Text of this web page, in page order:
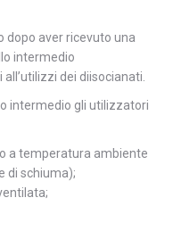
dopo aver ricevuto una
intermedio
dei diisocianati.
intermedio gli utilizzatori
a temperatura ambiente
di schiuma);